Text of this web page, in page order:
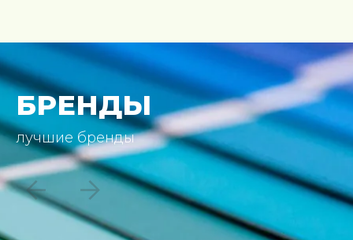
БРЕНДЫ
лучшие бренды